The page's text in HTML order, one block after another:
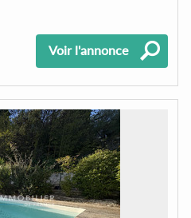
Voir l'annonce